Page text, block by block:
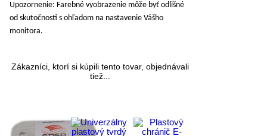
Upozornenie: Farebné vyobrazenie môže byť odlišné
od skutočnosti s ohľadom na nastavenie Vášho
monitora.
Zákazníci, ktorí si kúpili tento tovar, objednávali
tiež...